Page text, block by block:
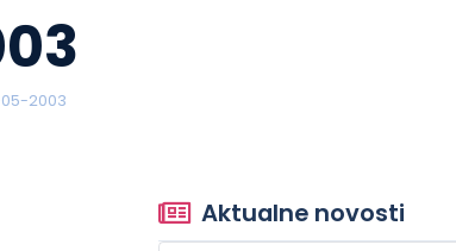
2003
Aktualne novosti